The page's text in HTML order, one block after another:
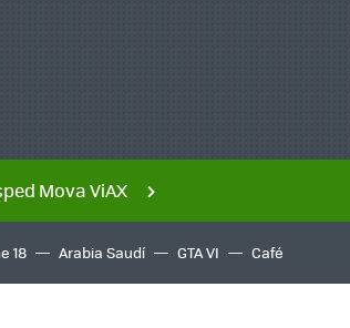
Mova ViAX
18 Arabia Saudí GTA VI Café